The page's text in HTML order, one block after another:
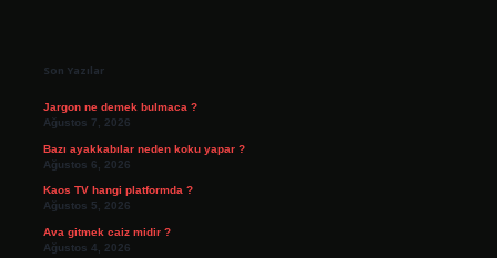
Son Yazılar
Jargon ne demek bulmaca ?
Ağustos 7, 2026
Bazı ayakkabılar neden koku yapar ?
Ağustos 6, 2026
Kaos TV hangi platformda ?
Ağustos 5, 2026
Ava gitmek caiz midir ?
Ağustos 4, 2026